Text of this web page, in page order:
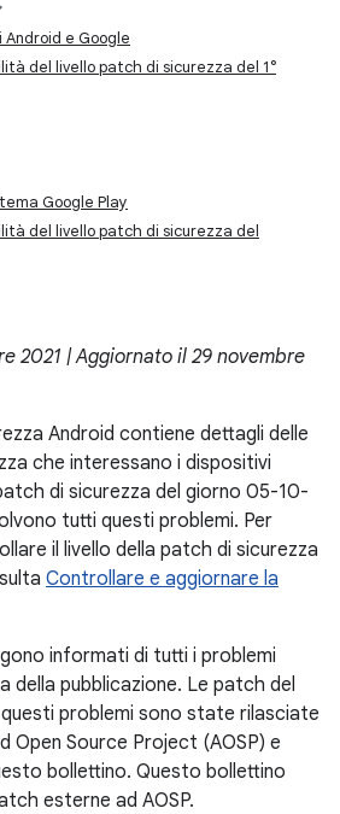
e Google
del livello patch di sicurezza del 1°
Google Play
del livello patch di sicurezza del
2021 | Aggiornato il 29 novembre
Android contiene dettagli delle
che interessano i dispositivi
di sicurezza del giorno 05-10-
tutti questi problemi. Per
il livello della patch di sicurezza
Controllare e aggiornare la
informati di tutti i problemi
della pubblicazione. Le patch del
problemi sono state rilasciate
Open Source Project (AOSP) e
bollettino. Questo bollettino
esterne ad AOSP.